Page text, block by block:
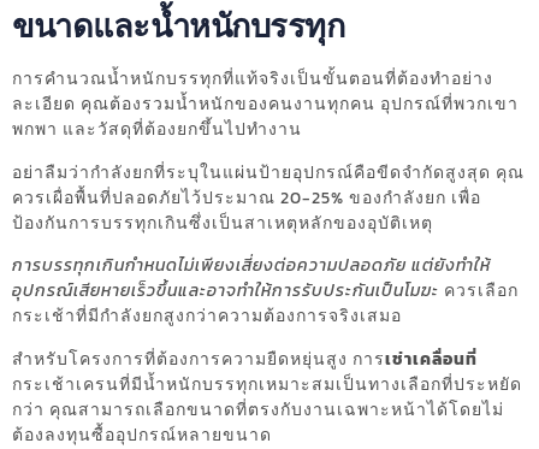
ขนาดและน้ำหนักบรรทุก
การคำนวณน้ำหนักบรรทุกที่แท้จริงเป็นขั้นตอนที่ต้องทำอย่าง
ละเอียด คุณต้องรวมน้ำหนักของคนงานทุกคน อุปกรณ์ที่พวกเขา
พกพา และวัสดุที่ต้องยกขึ้นไปทำงาน
อย่าลืมว่ากำลังยกที่ระบุในแผ่นป้ายอุปกรณ์คือขีดจำกัดสูงสุด คุณ
ควรเผื่อพื้นที่ปลอดภัยไว้ประมาณ 20-25% ของกำลังยก เพื่อ
ป้องกันการบรรทุกเกินซึ่งเป็นสาเหตุหลักของอุบัติเหตุ
การบรรทุกเกินกำหนดไม่เพียงเสี่ยงต่อความปลอดภัย แต่ยังทำให้
อุปกรณ์เสียหายเร็วขึ้นและอาจทำให้การรับประกันเป็นโมฆะ ควรเลือก
กระเช้าที่มีกำลังยกสูงกว่าความต้องการจริงเสมอ
สำหรับโครงการที่ต้องการความยืดหยุ่นสูง การเช่าเคลื่อนที่
กระเช้าเครนที่มีน้ำหนักบรรทุกเหมาะสมเป็นทางเลือกที่ประหยัด
กว่า คุณสามารถเลือกขนาดที่ตรงกับงานเฉพาะหน้าได้โดยไม่
ต้องลงทุนซื้ออุปกรณ์หลายขนาด